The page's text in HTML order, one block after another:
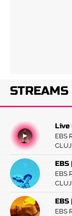
STREAMS
Live
EBS
EBS
EBS
EBS
EBS